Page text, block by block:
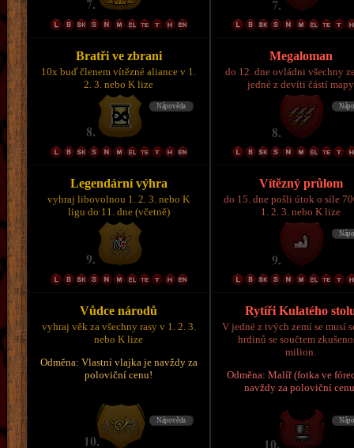
Bratři ve zbrani
10x buď členem vítězné aliance v 1.
2. 3. nebo K lize
Megaloman
do 12. dne ovládni všechny
jedné z devíti částí mapy
Legendární výhra
vyhraj libovolnou 1. 2. 3. nebo K
ligu do 11. dne (včetně)
Vítězný průlom
do 15. dne pošli útok o síle
1. 2. 3. nebo K lize
Vůdce národů
vyhraj věk za všechny rasy v 1. 2. 3.
nebo K lize
Odměna: Vlastní vlajka je navždy za
poloviční cenu!
Rytíři Kulatého
V jedné z tvých zemí se musí
hrdinů se součtem
milion.
Odměna: Malíř (fotka ve
navždy za poloviční